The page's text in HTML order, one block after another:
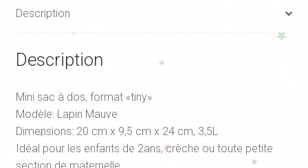
Description
Description
Mini sac à dos, format «tiny»
Modèle: Lapin Mauve
Dimensions: 20 cm x 9,5 cm x 24 cm, 3,5L
Idéal pour les enfants de 2ans, crèche ou toute petite